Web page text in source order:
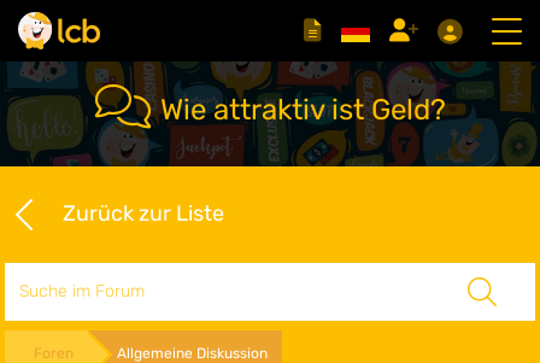
Wie attraktiv ist Geld?
Zurück zur Liste
Foren Allgemeine Diskussion